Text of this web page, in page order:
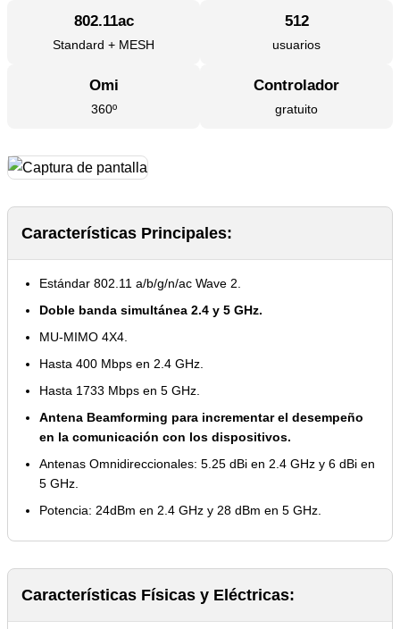
802.11ac
Standard + MESH
512
usuarios
Omi
360º
Controlador
gratuito
Características Principales:
Estándar 802.11 a/b/g/n/ac Wave 2.
Doble banda simultánea 2.4 y 5 GHz.
MU-MIMO 4X4.
Hasta 400 Mbps en 2.4 GHz.
Hasta 1733 Mbps en 5 GHz.
Antena Beamforming para incrementar el desempeño
en la comunicación con los dispositivos.
Antenas Omnidireccionales: 5.25 dBi en 2.4 GHz y 6 dBi en
5 GHz.
Potencia: 24dBm en 2.4 GHz y 28 dBm en 5 GHz.
Características Físicas y Eléctricas: